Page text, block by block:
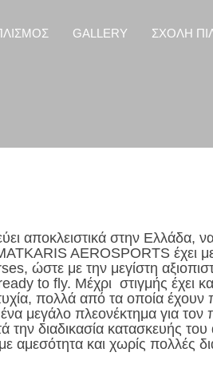
GALLERY ΣΧΟΛΗ
αποκλειστικά στην Ελλάδα,
AEROSPORTS έχει
ώστε με την μεγίστη
to fly. Μέχρι στιγμής έχει
πολλά από τα οποία
μεγάλο πλεονέκτημα για
την διαδικασία κατασκευής
αμεσότητα και χωρίς πολλές